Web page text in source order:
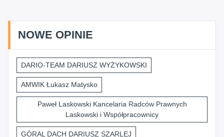
NOWE OPINIE
DARIO-TEAM DARIUSZ WYŻYKOWSKI
AMWIK Łukasz Matysko
Paweł Laskowski Kancelaria Radców Prawnych
Laskowski i Współpracownicy
GÓRAL DACH DARIUSZ SZARLEJ